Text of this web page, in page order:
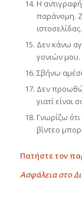
Η
παράνομη.
ιστοσελίδας.
Δεν κάνω
γονιών μου.
Σβήνω
Δεν
γιατί είναι
Γνωρίζω
βίντεο
Πατήστε τον
Ασφάλεια στο